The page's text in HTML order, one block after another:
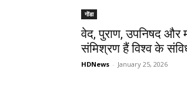
गोंडा
वेद, पुराण, उपनिषद
संमिश्रण हैं विश्व के
HDNews - January 25, 2026